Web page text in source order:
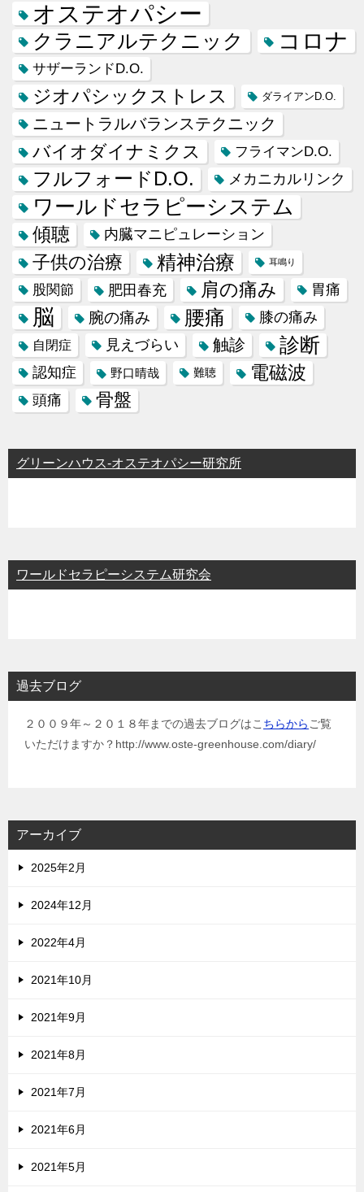
オステオパシー
クラニアルテクニック コロナ
サザーランドD.O.
ジオパシックストレス ダライアンD.O.
ニュートラルバランステクニック
バイオダイナミクス フライマンD.O.
フルフォードD.O. メカニカルリンク
ワールドセラピーシステム
傾聴 内臓マニピュレーション
子供の治療 精神治療 耳鳴り
股関節 肥田春充 肩の痛み 胃痛
脳 腕の痛み 腰痛 膝の痛み
自閉症 見えづらい 触診 診断
認知症 野口晴哉 難聴 電磁波
頭痛 骨盤
グリーンハウス-オステオパシー研究所
ワールドセラピーシステム研究会
過去ブログ
２００９年～２０１８年までの過去ブログはこ ちらから ご覧
いただけますか？http://www.oste-greenhouse.com/diary/
アーカイブ
2025年2月
2024年12月
2022年4月
2021年10月
2021年9月
2021年8月
2021年7月
2021年6月
2021年5月